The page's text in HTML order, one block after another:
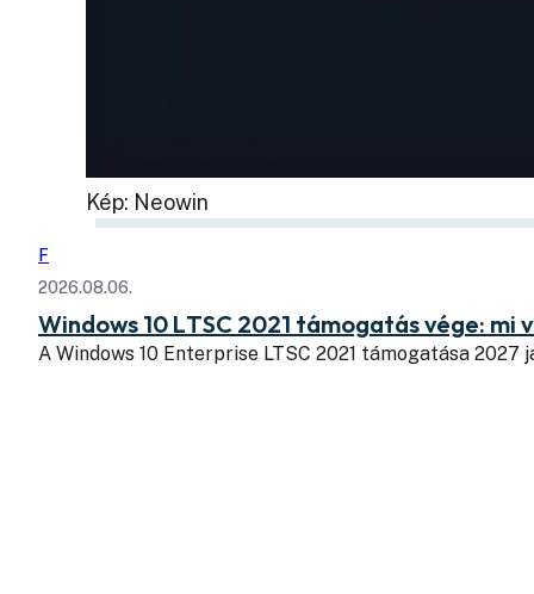
Kép: Neowin
F
2026.08.06.
Windows 10 LTSC 2021 támogatás vége: mi
A Windows 10 Enterprise LTSC 2021 támogatása 2027